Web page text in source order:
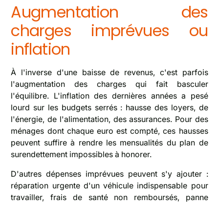
Augmentation des
charges imprévues ou
inflation
À l'inverse d'une baisse de revenus, c'est parfois
l'augmentation des charges qui fait basculer
l'équilibre. L'inflation des dernières années a pesé
lourd sur les budgets serrés : hausse des loyers, de
l'énergie, de l'alimentation, des assurances. Pour des
ménages dont chaque euro est compté, ces hausses
peuvent suffire à rendre les mensualités du plan de
surendettement impossibles à honorer.
D'autres dépenses imprévues peuvent s'y ajouter :
réparation urgente d'un véhicule indispensable pour
travailler, frais de santé non remboursés, panne